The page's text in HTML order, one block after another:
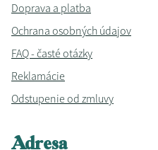
Doprava a platba
Ochrana osobných údajov
FAQ - časté otázky
Reklamácie
Odstupenie od zmluvy
Adresa